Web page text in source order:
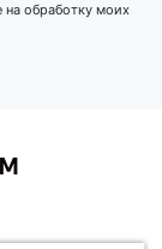
на обработку моих